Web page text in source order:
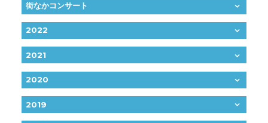
街なかコンサート
2022
2021
2020
2019